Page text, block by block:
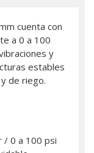
cuenta con
a 0 a 100
y
estables
de riego.
/ 0 a 100 psi